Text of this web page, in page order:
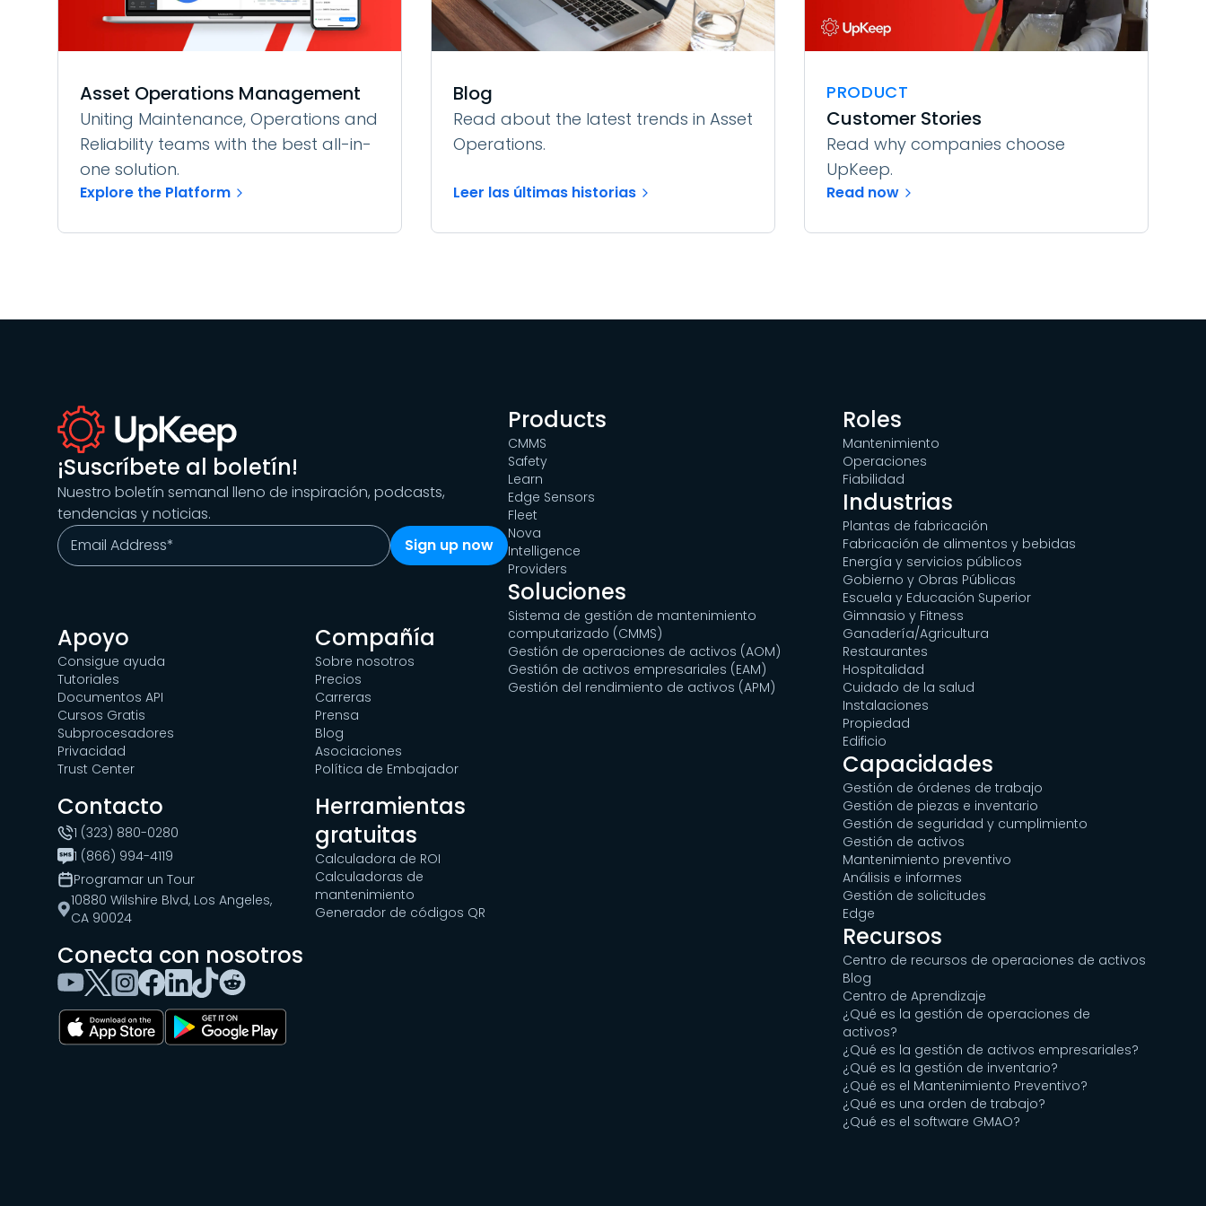
Asset Operations Management
Uniting Maintenance, Operations and
Reliability teams with the best all-in-
one solution.
Explore the Platform
Blog
Read about the latest trends in Asset
Operations.
Leer las últimas historias
PRODUCT
Customer Stories
Read why companies choose
UpKeep.
Read now
¡Suscríbete al boletín!
Nuestro boletín semanal lleno de inspiración, podcasts,
tendencias y noticias.
Apoyo
Consigue ayuda
Tutoriales
Documentos API
Cursos Gratis
Subprocesadores
Privacidad
Trust Center
Compañía
Sobre nosotros
Precios
Carreras
Prensa
Blog
Asociaciones
Política de Embajador
Contacto
1 (323) 880-0280
1 (866) 994-4119
Programar un Tour
10880 Wilshire Blvd, Los Angeles,
CA 90024
Herramientas
gratuitas
Calculadora de ROI
Calculadoras de
mantenimiento
Generador de códigos QR
Conecta con nosotros
Products
CMMS
Safety
Learn
Edge Sensors
Fleet
Nova
Intelligence
Providers
Soluciones
Sistema de gestión de mantenimiento
computarizado (CMMS)
Gestión de operaciones de activos (AOM)
Gestión de activos empresariales (EAM)
Gestión del rendimiento de activos (APM)
Roles
Mantenimiento
Operaciones
Fiabilidad
Industrias
Plantas de fabricación
Fabricación de alimentos y bebidas
Energía y servicios públicos
Gobierno y Obras Públicas
Escuela y Educación Superior
Gimnasio y Fitness
Ganadería/Agricultura
Restaurantes
Hospitalidad
Cuidado de la salud
Instalaciones
Propiedad
Edificio
Capacidades
Gestión de órdenes de trabajo
Gestión de piezas e inventario
Gestión de seguridad y cumplimiento
Gestión de activos
Mantenimiento preventivo
Análisis e informes
Gestión de solicitudes
Edge
Recursos
Centro de recursos de operaciones de activos
Blog
Centro de Aprendizaje
¿Qué es la gestión de operaciones de
activos?
¿Qué es la gestión de activos empresariales?
¿Qué es la gestión de inventario?
¿Qué es el Mantenimiento Preventivo?
¿Qué es una orden de trabajo?
¿Qué es el software GMAO?